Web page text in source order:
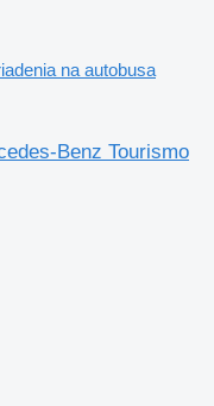
na autobusa
Benz Tourismo